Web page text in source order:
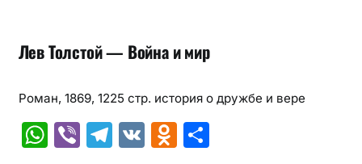
Лев Толстой — Война и мир
Роман, 1869, 1225 стр. история о дружбе и вере
W Vi T V O О